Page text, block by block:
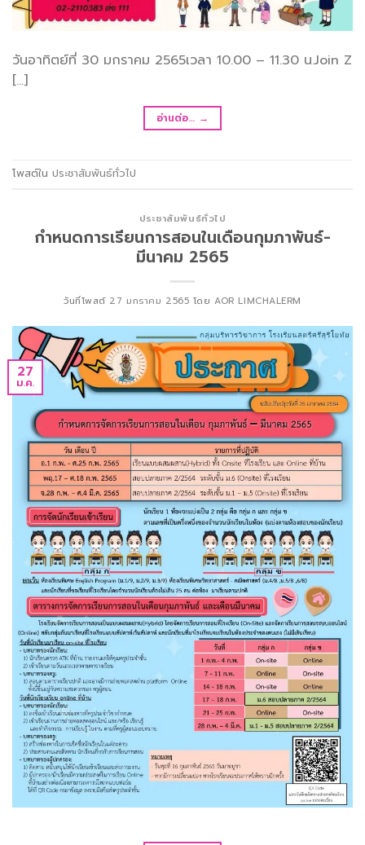
วันอาทิตย์ที่ 30 มกราคม 2565เวลา 10.00 – 11.30 น.Join Z
[…]
อ่านต่อ… →
โพสต์ใน ประชาสัมพันธ์ทั่วไป
ประชาสัมพันธ์ทั่วไป
กำหนดการเรียนการสอนในเดือนกุมภาพันธ์-
มีนาคม 2565
วันที่โพสต์ 27 มกราคม 2565 โดยAOR LIMCHALERM
27
ม.ค.